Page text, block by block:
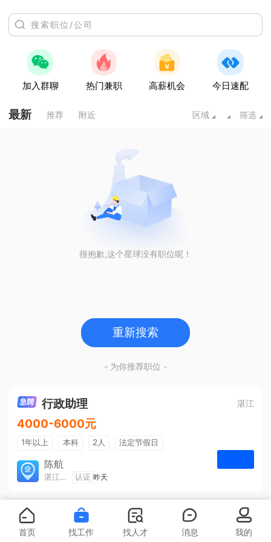
加入群聊 热门兼职 高薪机会 今日速配
最新 推荐 附近 区域 筛选
很抱歉,这个星球没有职位呢！
重新搜索
- 为你推荐职位 -
行政助理 湛江
4000-6000元
1年以上 本科 2人
法定节假日
包吃住
五险一金
陈航
湛江旅游集散中心有限公司 认证 昨天
首页 找工作 找人才 消息 我的